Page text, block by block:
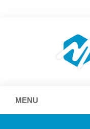
MENU